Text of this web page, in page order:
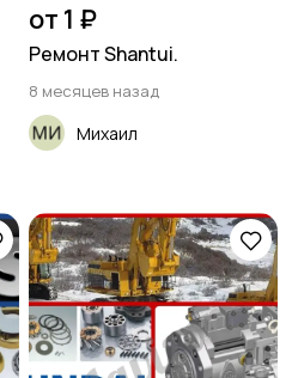
от 1 ₽
Ремонт Shantui.
8 месяцев назад
Михаил